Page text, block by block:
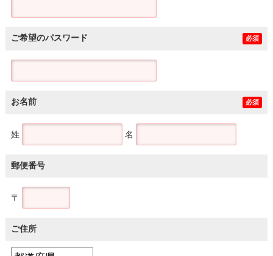
ご希望のパスワード 必須
お名前 必須
姓 名
郵便番号
〒
ご住所